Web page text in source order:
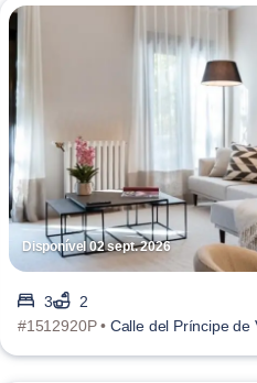
Disponível 02 sept. 2026
3
2
#1512920P • Calle del Príncipe de